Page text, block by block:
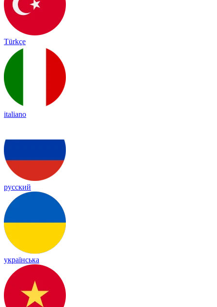
Türkçe
italiano
русский
українська